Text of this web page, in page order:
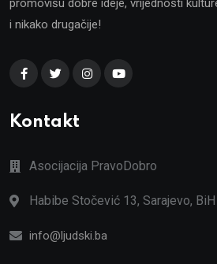
promovišu dobre ideje, vrijednosti
i nikako drugačije!
Kontakt
Asocijacija PravoDobro
Habibe Stočević 13, Sarajevo, BiH
info@ljudski.ba